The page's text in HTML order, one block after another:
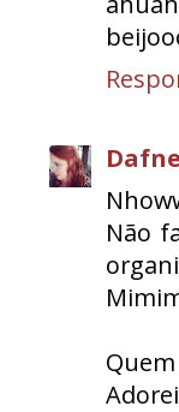
Dafne
Não